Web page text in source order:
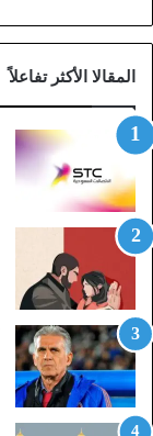
ل
ا
ت
ص
ل
(
s
,
م
و
ب
ا
ي
المقالا الأكثر تفاعلاً